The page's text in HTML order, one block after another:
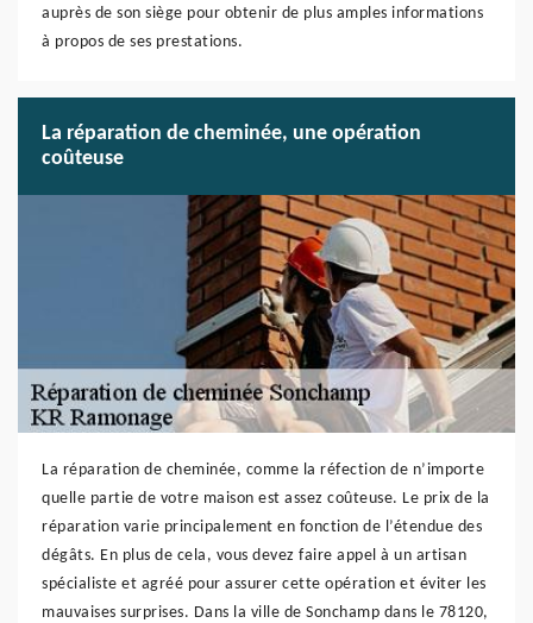
auprès de son siège pour obtenir de plus amples informations
à propos de ses prestations.
La réparation de cheminée, une opération
coûteuse
La réparation de cheminée, comme la réfection de n’importe
quelle partie de votre maison est assez coûteuse. Le prix de la
réparation varie principalement en fonction de l’étendue des
dégâts. En plus de cela, vous devez faire appel à un artisan
spécialiste et agréé pour assurer cette opération et éviter les
mauvaises surprises. Dans la ville de Sonchamp dans le 78120,